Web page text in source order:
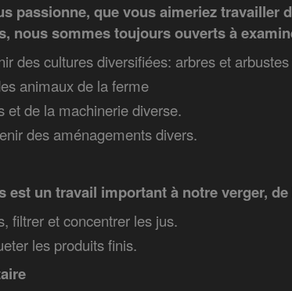
passionne, que vous aimeriez travailler
nous sommes toujours ouverts à
des cultures diversifiées: arbres et
animaux de la ferme
et de la machinerie diverse.
des aménagements divers.
est un travail important à notre verger,
filtrer et concentrer les jus.
les produits finis.